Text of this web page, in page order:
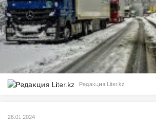
Редакция Liter.kz
28.01.2024